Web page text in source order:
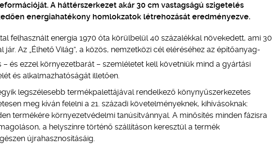
A háttérszerkezet akár 30 cm vastagságú szigetelés
energiahatékony homlokzatok létrehozását eredményezve.
felhasznált energia 1970 óta körülbelül 40 százalékkal növekedett, ami 30
jár. Az „Élhető Világ”, a közös, nemzetközi cél eléréséhez az építőanyag-
és ezzel környezetbarát – szemléletet kell követniük mind a gyártási
és alkalmazhatóságát illetően.
legszélesebb termékpalettájával rendelkező könynyűszerkezetes
meg kíván felelni a 21. századi követelményeknek, kihívásoknak:
termékére környezetvédelmi tanúsítvánnyal. A minősítés minden fázisra
a helyszínre történő szállításon keresztül a termék
újrahasznosításáig.